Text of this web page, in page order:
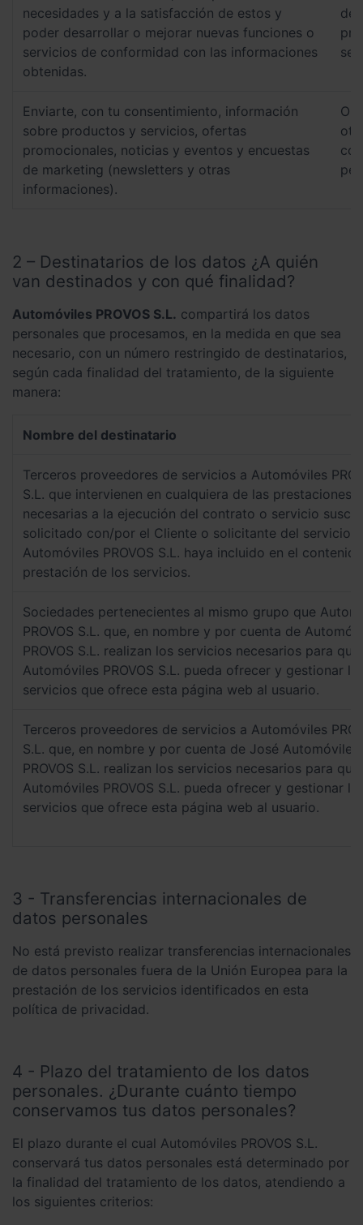
necesidades y a la satisfacción de estos y
poder desarrollar o mejorar nuevas funciones o
servicios de conformidad con las informaciones
obtenidas.
de
Enviarte, con tu consentimiento, información
sobre productos y servicios, ofertas
promocionales, noticias y eventos y encuestas
de marketing (newsletters y otras
informaciones).
2 – Destinatarios de los datos ¿A quién
van destinados y con qué finalidad?
Automóviles PROVOS S.L. compartirá los datos
personales que procesamos, en la medida en que sea
necesario, con un número restringido de destinatarios,
según cada finalidad del tratamiento, de la siguiente
manera:
Nombre del destinatario
Terceros proveedores de servicios a Automóviles
S.L. que intervienen en cualquiera de las prestaciones
necesarias a la ejecución del contrato o servicio
solicitado con/por el Cliente o solicitante del servicio;
Automóviles PROVOS S.L. haya incluido en el
prestación de los servicios.
Sociedades pertenecientes al mismo grupo que
PROVOS S.L. que, en nombre y por cuenta de
PROVOS S.L. realizan los servicios necesarios para que
Automóviles PROVOS S.L. pueda ofrecer y gestionar
servicios que ofrece esta página web al usuario.
Terceros proveedores de servicios a Automóviles
S.L. que, en nombre y por cuenta de José Automóviles
PROVOS S.L. realizan los servicios necesarios para que
Automóviles PROVOS S.L. pueda ofrecer y gestionar
servicios que ofrece esta página web al usuario.
3 - Transferencias internacionales de
datos personales
No está previsto realizar transferencias internacionales
de datos personales fuera de la Unión Europea para la
prestación de los servicios identificados en esta
política de privacidad.
4 - Plazo del tratamiento de los datos
personales. ¿Durante cuánto tiempo
conservamos tus datos personales?
El plazo durante el cual Automóviles PROVOS S.L.
conservará tus datos personales está determinado por
la finalidad del tratamiento de los datos, atendiendo a
los siguientes criterios: